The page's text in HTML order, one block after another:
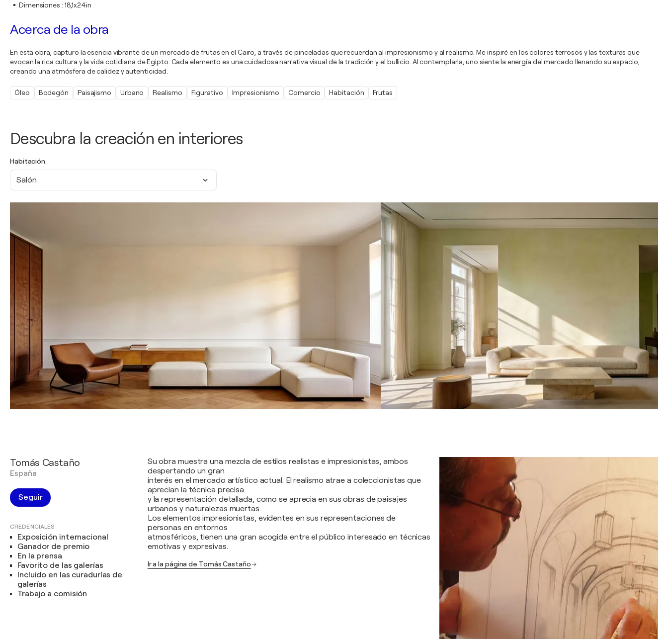
Descubra la creación en interiores
Habitación
Salón
Dimensiones : 18,1x24in
Acerca de la obra
En esta obra, capturo la esencia vibrante de un mercado de frutas en el Cairo, a través de pinceladas que recuerdan al impresionismo y al realismo. Me inspiré en los colores terrosos y las texturas que
evocan la rica cultura y la vida cotidiana de Egipto. Cada elemento es una cuidadosa narrativa visual de la tradición y el bullicio. Al contemplarla, uno siente la energía del mercado llenando su espacio,
creando una atmósfera de calidez y autenticidad.
Óleo Bodegón Paisajismo Urbano Realismo Figurativo Impresionismo Comercio Habitación Frutas
Tomás Castaño
España
Seguir
CREDENCIALES
Exposición internacional
Ganador de premio
En la prensa
Favorito de las galerías
Incluido en las curadurías de
galerías
Trabajo a comisión
Su obra muestra una mezcla de estilos realistas e impresionistas, ambos
despertando un gran
interés en el mercado artístico actual. El realismo atrae a coleccionistas que
aprecian la técnica precisa
y la representación detallada, como se aprecia en sus obras de paisajes
urbanos y naturalezas muertas.
Los elementos impresionistas, evidentes en sus representaciones de
personas en entornos
atmosféricos, tienen una gran acogida entre el público interesado en técnicas
emotivas y expresivas.
Ir a la página de Tomás Castaño